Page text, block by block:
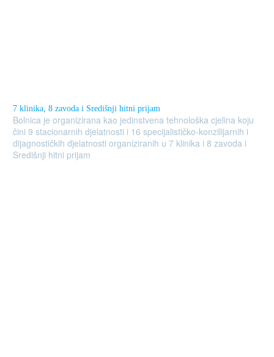
7 klinika, 8 zavoda i Središnji hitni prijam
Bolnica je organizirana kao jedinstvena tehnološka cjelina koju
čini 9 stacionarnih djelatnosti i 16 specijalističko-konzilijarnih i
dijagnostičkih djelatnosti organiziranih u 7 klinika i 8 zavoda i
Središnji hitni prijam